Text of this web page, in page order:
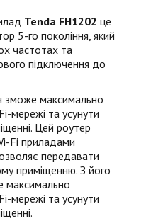
Tenda FH1202 це
5-го покоління, який
частотах та
підключення до
зможе максимально
мережі та усунути
Цей роутер
Fi приладами
передавати
приміщенню. З його
максимально
мережі та усунути